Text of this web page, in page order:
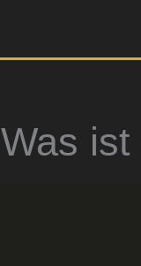
Was